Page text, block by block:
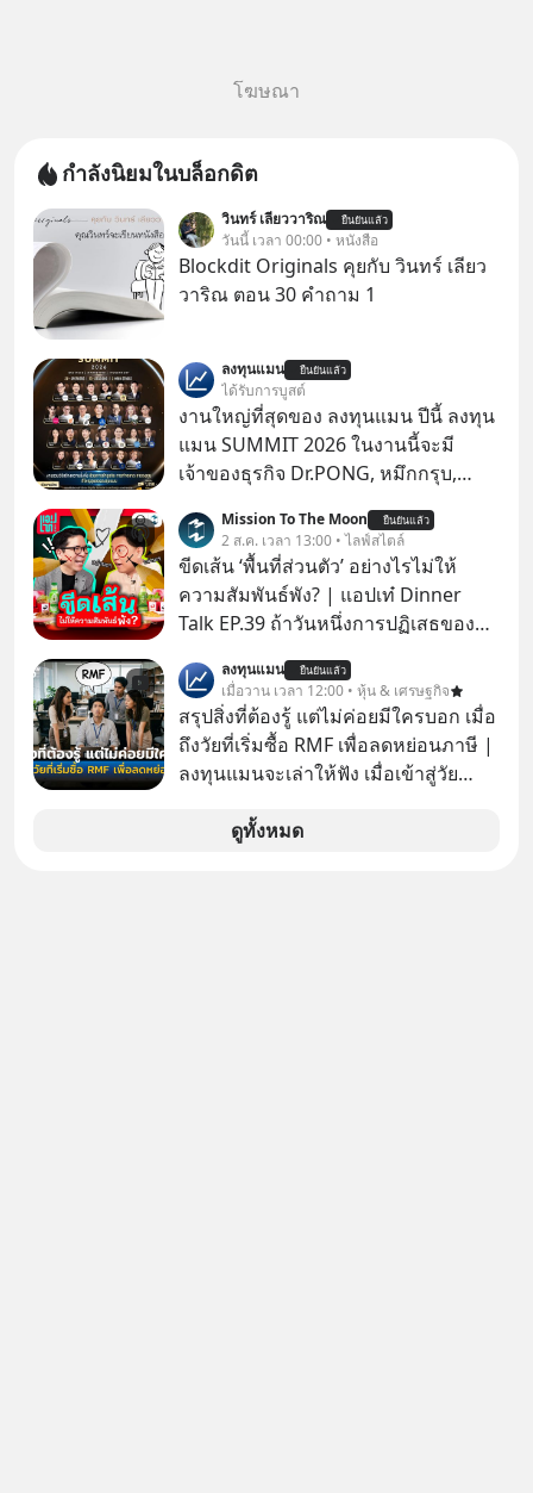
โฆษณา
กำลังนิยมในบล็อกดิต
วินทร์ เลียววาริณ ยืนยันแล้ว
วันนี้ เวลา 00:00 • หนังสือ
Blockdit Originals คุยกับ วินทร์ เลียว
วาริณ ตอน 30 คำถาม 1
ลงทุนแมน ยืนยันแล้ว
ได้รับการบูสต์
งานใหญ่ที่สุดของ ลงทุนแมน ปีนี้ ลงทุน
แมน SUMMIT 2026 ในงานนี้จะมี
เจ้าของธุรกิจ Dr.PONG, หมึกกรุบ,
Fastwork, MizuMi, KARMART, อิชิตัน
มาแชร์ความรู้การสร้างธุรกิจ
Mission To The Moon ยืนยันแล้ว
2 ส.ค. เวลา 13:00 • ไลฟ์สไตล์
ขีดเส้น ‘พื้นที่ส่วนตัว’ อย่างไรไม่ให้
ความสัมพันธ์พัง? | แอปเท๋ Dinner
Talk EP.39 ถ้าวันหนึ่งการปฏิเสธของ
ตั้งกำแพงใส่และมองว่าเราเห็นแก่ตัวทั้ง
ที่เราเองก็ไม่เคยปฏิเสธใครอย่างนี้มา
ก่อน แต่พอตั้งใจจะ ‘สร้างขอบเขต’ เพื่อ
ตัวเองดูสักครั้ง กลับทำให้เกิดรอยร้าว
ในความสัมพันธ์เสียอย่างนั้น โดยราย
การแอปเท๋ Dinner Talk ในวันนี้โฮสต์
ทั้ง 2 ท่าน แทป-รวิศ หาญอุตสาหะ และ
ลงทุนแมน ยืนยันแล้ว
เมื่อวาน เวลา 12:00 • หุ้น & เศรษฐกิจ
สรุปสิ่งที่ต้องรู้ แต่ไม่ค่อยมีใครบอก เมื่อ
ถึงวัยที่เริ่มซื้อ RMF เพื่อลดหย่อนภาษี |
ลงทุนแมนจะเล่าให้ฟัง เมื่อเข้าสู่วัย
ดูทั้งหมด